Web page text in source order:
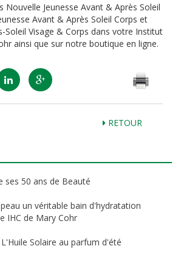
Nouvelle Jeunesse Avant & Après Soleil
Avant & Après Soleil Corps et
Soleil Visage & Corps dans votre Institut
ainsi que sur notre boutique en ligne.
RETOUR
ses 50 ans de Beauté
un véritable bain d'hydratation
IHC de Mary Cohr
Solaire au parfum d'été